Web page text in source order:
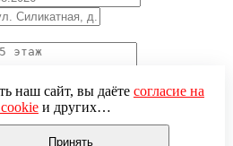
наш сайт, вы даёте согласие на
и других
(включая IP-адрес, сведения о
на сайте и т. п.)
Принять